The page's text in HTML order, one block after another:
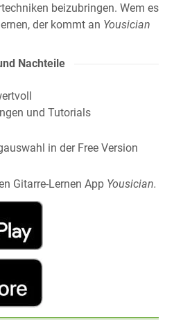
beizubringen. Wem es
der kommt an Yousician
Nachteile
und Tutorials
in der Free Version
Gitarre-Lernen App Yousician.